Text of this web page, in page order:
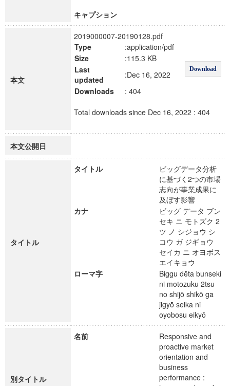
キャプション
本文
2019000007-20190128.pdf
Type
:application/pdf
Download
Size
:115.3 KB
Last
updated
:Dec 16, 2022
Downloads
: 404
Total downloads since Dec 16, 2022 : 404
本文公開日
タイトル
タイトル
ビッグデータ分析
に基づく2つの市場
志向が事業成果に
及ぼす影響
カナ
ビッグ データ ブン
セキ ニ モトズク 2
ツ ノ シジョウ シ
コウ ガ ジギョウ
セイカ ニ オヨボス
エイキョウ
ローマ字
Biggu dēta bunseki
ni motozuku 2tsu
no shijō shikō ga
jigyō seika ni
oyobosu eikyō
別タイトル
名前
Responsive and
proactive market
orientation and
business
performance :